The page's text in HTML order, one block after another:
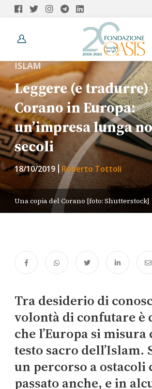
ISLAM
Leggere (e
Corano in Europa:
un’impresa lunga
secoli
18/10/2019 Roberto Tottoli
Una copia del Corano [foto: Shutterstock]
Tra desiderio di
volontà di confutare è
che l’Europa si misura
testo sacro dell’Islam.
un percorso a ostacoli
passato anche, e in